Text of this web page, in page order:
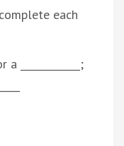
each
____________;